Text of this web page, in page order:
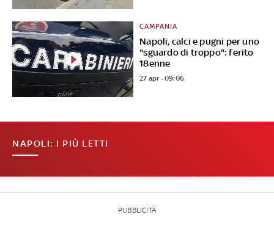
Napoli, calci e pugni per uno
"sguardo di troppo": ferito
18enne
CAMPANIA
27 apr - 09:06
NAPOLI: I PIÙ LETTI
PUBBLICITÀ